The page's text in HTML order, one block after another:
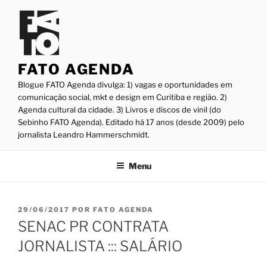
conteúdo
FATO AGENDA
Blogue FATO Agenda divulga: 1) vagas e oportunidades em
comunicação social, mkt e design em Curitiba e região. 2)
Agenda cultural da cidade. 3) Livros e discos de vinil (do
Sebinho FATO Agenda). Editado há 17 anos (desde 2009) pelo
jornalista Leandro Hammerschmidt.
Menu
PUBLICADO
EM
29/06/2017 POR FATO AGENDA
SENAC PR CONTRATA
JORNALISTA ::: SALÁRIO